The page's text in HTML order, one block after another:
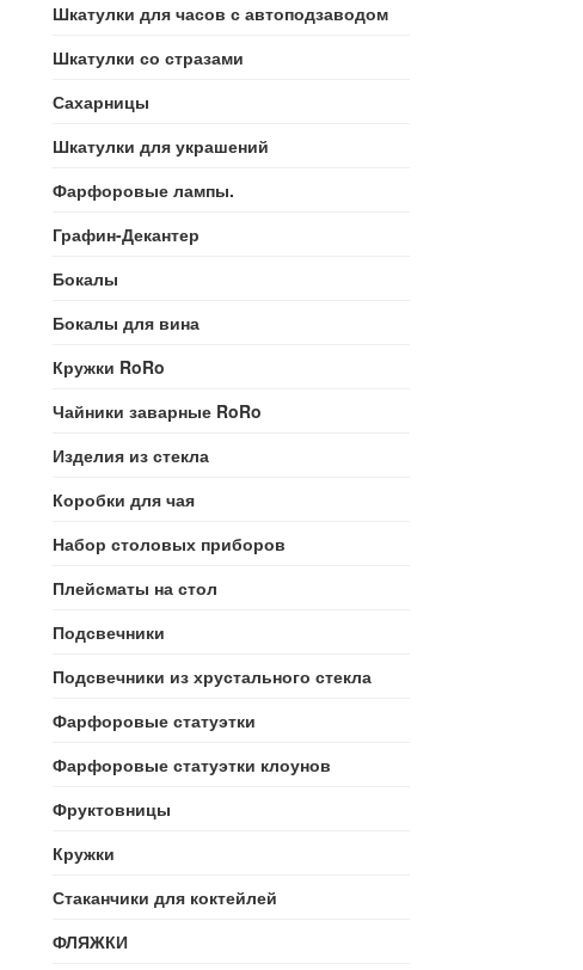
Шкатулки для часов с автоподзаводом
Шкатулки со стразами
Сахарницы
Шкатулки для украшений
Фарфоровые лампы.
Графин-Декантер
Бокалы
Бокалы для вина
Кружки RoRo
Чайники заварные RoRo
Изделия из стекла
Коробки для чая
Набор столовых приборов
Плейсматы на стол
Подсвечники
Подсвечники из хрустального стекла
Фарфоровые статуэтки
Фарфоровые статуэтки клоунов
Фруктовницы
Кружки
Стаканчики для коктейлей
ФЛЯЖКИ